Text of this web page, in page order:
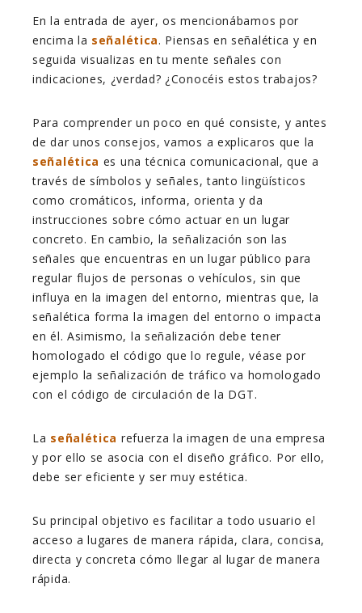
En la entrada de ayer, os mencionábamos por
encima la señalética. Piensas en señalética y en
seguida visualizas en tu mente señales con
indicaciones, ¿verdad? ¿Conocéis estos trabajos?
Para comprender un poco en qué consiste, y antes
de dar unos consejos, vamos a explicaros que la
señalética es una técnica comunicacional, que a
través de símbolos y señales, tanto lingüísticos
como cromáticos, informa, orienta y da
instrucciones sobre cómo actuar en un lugar
concreto. En cambio, la señalización son las
señales que encuentras en un lugar público para
regular flujos de personas o vehículos, sin que
influya en la imagen del entorno, mientras que, la
señalética forma la imagen del entorno o impacta
en él. Asimismo, la señalización debe tener
homologado el código que lo regule, véase por
ejemplo la señalización de tráfico va homologado
con el código de circulación de la DGT.
La señalética refuerza la imagen de una empresa
y por ello se asocia con el diseño gráfico. Por ello,
debe ser eficiente y ser muy estética.
Su principal objetivo es facilitar a todo usuario el
acceso a lugares de manera rápida, clara, concisa,
directa y concreta cómo llegar al lugar de manera
rápida.